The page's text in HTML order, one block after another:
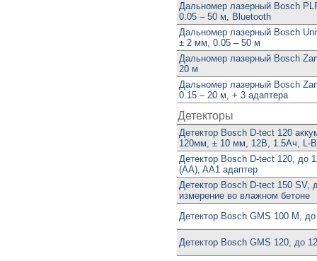
Дальномер лазерный Bosch
0.05 – 50 м, Bluetooth
Дальномер лазерный Bosch
± 2 мм, 0.05 – 50 м
Дальномер лазерный Bosch
20 м
Дальномер лазерный Bosch
0.15 – 20 м, + 3 адаптера
Детекторы
Детектор Bosch D-tect 120
120мм, ± 10 мм, 12В, 1.5Ач, L-
Детектор Bosch D-tect 120, до
(AA), AA1 адаптер
Детектор Bosch D-tect 150 SV,
измерение во влажном бетоне
Детектор Bosch GMS 100 M,
Детектор Bosch GMS 120, до